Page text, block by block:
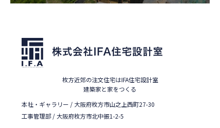
枚方近郊の注文住宅はIFA住宅設計室
建築家と家をつくる
本社・ギャラリー / 大阪府枚方市山之上西町27-30
工事管理部 / 大阪府枚方市北中振1-2-5